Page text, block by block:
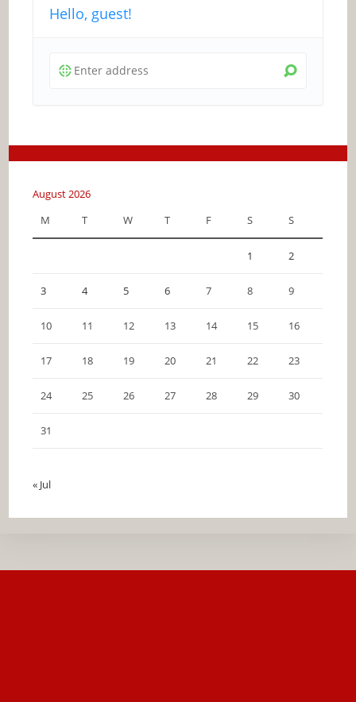
Hello, guest!
August 2026
M
T W T F S S
1 2
3 4 5 6 7 8 9
10 11 12 13 14 15 16
17 18 19 20 21 22 23
24 25 26 27 28 29 30
31
« Jul